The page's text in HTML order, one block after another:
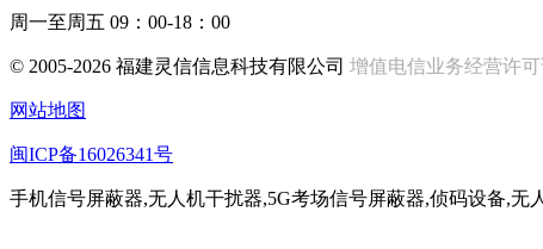
周一至周五 09：00-18：00
© 2005-2026 福建灵信信息科技有限公司 增值电信业务经营许可
网站地图
闽ICP备16026341号
手机信号屏蔽器,无人机干扰器,5G考场信号屏蔽器,侦码设备,